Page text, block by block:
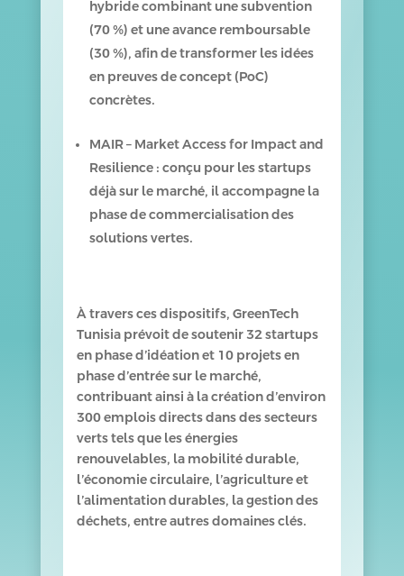
hybride combinant une subvention
(70 %) et une avance remboursable
(30 %), afin de transformer les idées
en preuves de concept (PoC)
concrètes.
MAIR – Market Access for Impact and
Resilience : conçu pour les startups
déjà sur le marché, il accompagne la
phase de commercialisation des
solutions vertes.
À travers ces dispositifs, GreenTech
Tunisia prévoit de soutenir 32 startups
en phase d’idéation et 10 projets en
phase d’entrée sur le marché,
contribuant ainsi à la création d’environ
300 emplois directs dans des secteurs
verts tels que les énergies
renouvelables, la mobilité durable,
l’économie circulaire, l’agriculture et
l’alimentation durables, la gestion des
déchets, entre autres domaines clés.